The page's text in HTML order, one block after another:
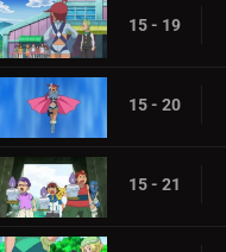
15 - 19
15 - 20
15 - 21